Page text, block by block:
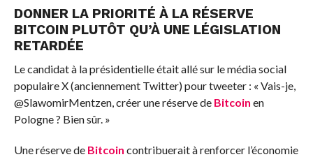
DONNER LA PRIORITÉ À LA RÉSERVE
BITCOIN PLUTÔT QU’À UNE LÉGISLATION
RETARDÉE
Le candidat à la présidentielle était allé sur le média social
populaire X (anciennement Twitter) pour tweeter : « Vais-je,
@SlawomirMentzen, créer une réserve de Bitcoin en
Pologne ? Bien sûr. »
Une réserve de Bitcoin contribuerait à renforcer l’économie